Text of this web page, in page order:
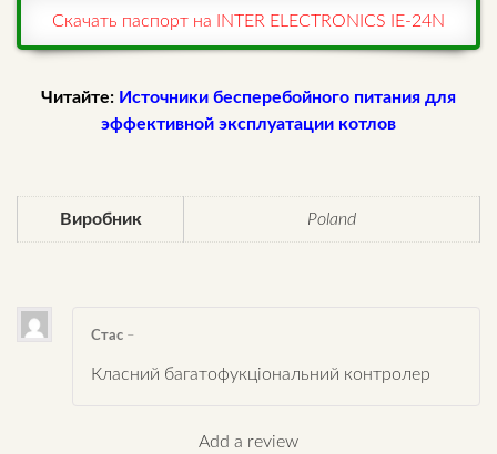
Скачать паспорт на INTER ELECTRONICS IE-24N
Читайте: Источники бесперебойного питания для
эффективной эксплуатации котлов
Виробник Poland
Стас –
Класний багатофукціональний контролер
Add a review